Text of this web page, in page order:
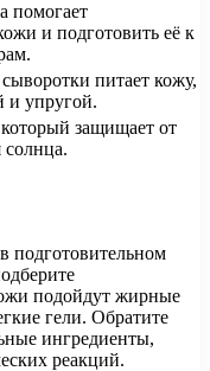
помогает
и подготовить её к
питает кожу,
и упругой.
защищает от
солнца.
подготовительном
подойдут жирные
гели. Обратите
ингредиенты,
реакций.